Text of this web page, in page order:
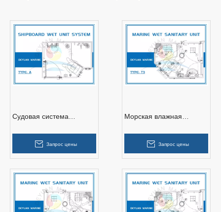
Судовая система
Запрос цены
Морская влажная
типа Т3
Запрос цены